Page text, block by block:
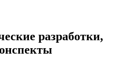
разработки,